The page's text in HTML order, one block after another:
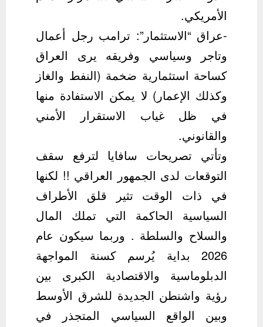
الأمريكي.
-عراق “الاستثمار”: ترامب رجل أعمال
وتاجر وسياسي وفريقه يرى العراق
كساحة استثمارية ضخمة (النفط والغاز
وكذلك الإعمار) لا يمكن الاستفادة منها
في ظل غياب الاستقرار الأمني
والقانوني.
وتأتي تصريحات سافايا لترفع سقف
التوقعات لدى الجمهور العراقي !! لكنها
في ذات الوقت تثير قلق الأطراف
السياسية الحاكمة التي تملك المال
والسلاح والسلطة . وربما سيكون عام
2026 بداية يُرسم كسنة المواجهة
الدبلوماسية والاقتصادية الكبرى بين
رؤية واشنطن الجديدة للشرق الأوسط
وبين الواقع السياسي المتجذر في